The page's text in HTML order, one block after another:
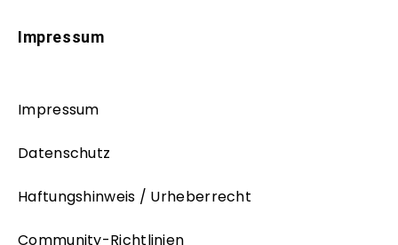
Impressum
Impressum
Datenschutz
Haftungshinweis / Urheberrecht
Community-Richtlinien